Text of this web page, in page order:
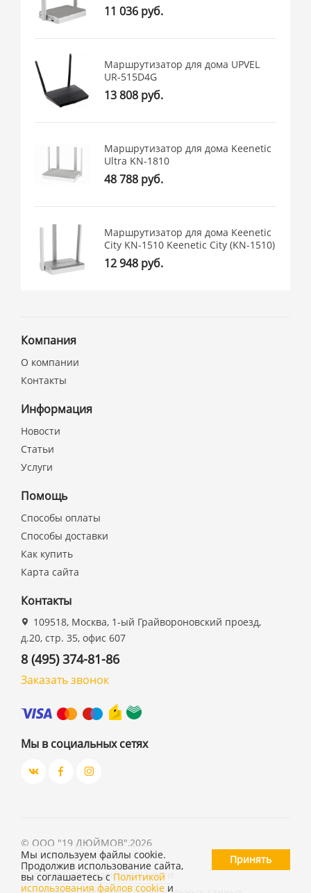
11 036 руб.
Маршрутизатор для дома UPVEL
UR-515D4G
13 808 руб.
Маршрутизатор для дома Keenetic
Ultra KN-1810
48 788 руб.
Маршрутизатор для дома Keenetic
City KN-1510 Keenetic City (KN-1510)
12 948 руб.
Компания
О компании
Контакты
Информация
Новости
Статьи
Услуги
Помощь
Способы оплаты
Способы доставки
Как купить
Карта сайта
Контакты
109518, Москва, 1-ый Грайвороновский проезд,
д.20, стр. 35, офис 607
8 (495) 374-81-86
Заказать звонок
Мы в социальных сетях
© ООО "19 ДЮЙМОВ",2026
Политика конфиденциальности
Мы используем файлы cookie.
Продолжив использование сайта,
вы соглашаетесь с Политикой
использования файлов cookie и
Принять